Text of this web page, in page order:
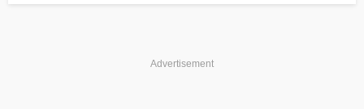
Advertisement